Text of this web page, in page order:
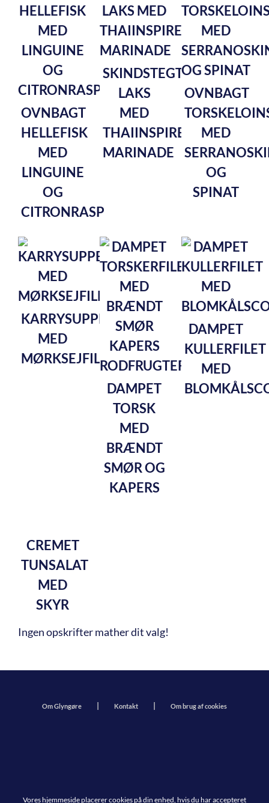
OVNBAGT
HELLEFISK
MED
LINGUINE
OG
CITRONRASP
SKINDSTEGT
LAKS
MED
THAIINSPIRERET
MARINADE
OVNBAGT
MED
OG
SPINAT
KARRYSUPPE
MED
MØRKSEJFILET
DAMPET
TORSK
MED
BRÆNDT
SMØR OG
KAPERS
DAMPET
KULLERFILET
MED
CREMET
TUNSALAT
MED
SKYR
Ingen opskrifter mather dit valg!
Om Glyngøre Kontakt Om brug af cookies
Vores hjemmeside placerer cookies på din enhed, hvis du har accepteret